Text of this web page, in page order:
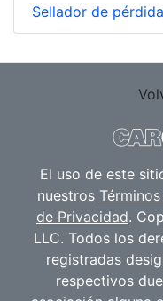
Sellador de
El uso de este
nuestros
de Privacidad.
LLC. Todos los
registradas
respectivos